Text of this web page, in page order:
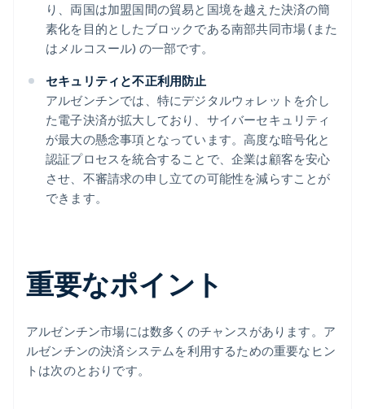
り、両国は加盟国間の貿易と国境を越えた決済の簡
素化を目的としたブロックである南部共同市場 (また
はメルコスール) の一部です。
セキュリティと不正利用防止
アルゼンチンでは、特にデジタルウォレットを介し
た電子決済が拡大しており、サイバーセキュリティ
が最大の懸念事項となっています。高度な暗号化と
認証プロセスを統合することで、企業は顧客を安心
させ、不審請求の申し立ての可能性を減らすことが
できます。
重要なポイント
アルゼンチン市場には数多くのチャンスがあります。ア
ルゼンチンの決済システムを利用するための重要なヒン
トは次のとおりです。